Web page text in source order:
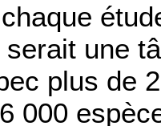
une
plus de
000